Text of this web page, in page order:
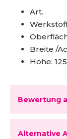
Art.
Breite /
Höhe:
Bewertung
Alternative